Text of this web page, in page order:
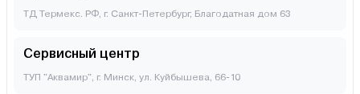
ТД Термекс. РФ, г. Санкт-Петербург, Благодатная дом 63
Сервисный центр
ТУП "Аквамир", г. Минск, ул. Куйбышева, 66-10